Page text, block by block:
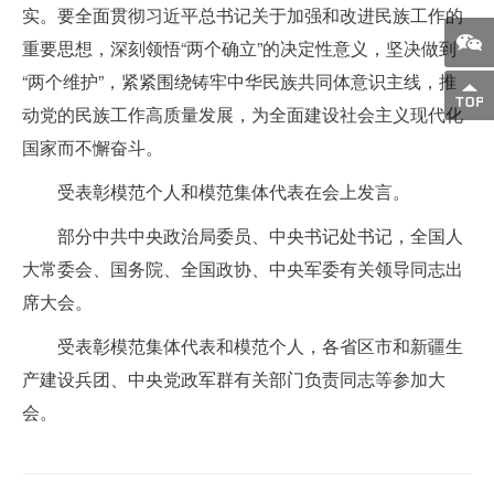
实。要全面贯彻习近平总书记关于加强和改进民族工作的
重要思想，深刻领悟“两个确立”的决定性意义，坚决做到
“两个维护”，紧紧围绕铸牢中华民族共同体意识主线，推
动党的民族工作高质量发展，为全面建设社会主义现代化
国家而不懈奋斗。
受表彰模范个人和模范集体代表在会上发言。
部分中共中央政治局委员、中央书记处书记，全国人
大常委会、国务院、全国政协、中央军委有关领导同志出
席大会。
受表彰模范集体代表和模范个人，各省区市和新疆生
产建设兵团、中央党政军群有关部门负责同志等参加大
会。